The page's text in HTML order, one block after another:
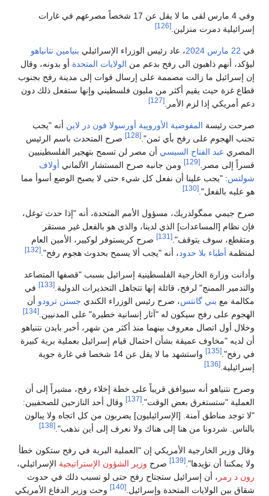
وفي 4 مارس لقى ما لا يقل عن 17 شخصاً مصرعهم في غارات
إسرائيلية دمرت منزلين. [126]
في 22 مارس 2024، عاد رئیس الوزراء الإسرائیلي بنيامين نتانياهو
لیؤكد، أنھم ذاھبون الى رفح بدعم من الولايات المتحدة أو بدونه، وقال
إن إسرائیل ما زالت مصممة على إرسال قوات إلى مدینة رفح بجنوب
قطاع غزة حیث یقیم أكثر من ملیون فلسطیني وإنھا ستفعل ذلك دون
دعم أمریكي إذا لزم الأمر.
[127]
صرحت رئيسة المفوضية الأوروپية أورسولا فون در لاين أنه "يجب
تجنب الهجوم على رفح بأي ثمن". [128]
صرح المتحدث باسم الرئيس
المصري عبد الفتاح السيسي أن مصر لن تسمح بتهجير الفلسطينيين
قسراً إلى مصر.
[129] ومن جانبه صرح المستشار الألماني أولاف
شولتس: "يجب علينا أن نفعل كل شيء حتى لا يصبح الوضع أسوأ مما
هو عليه بالفعل". [130]
صرح جيمي ممگولدريك، مسؤول الأمم المتحدة، أنه "إذا حدث توغل،
فإن نظام [المساعدات] الذي لدينا، والذي هو بالفعل غير مستقر
ومتقطع، سوف يتوقف". [131]
صرح كريستوفر لوكيير، الأمين العام
لمنظمة أطباء بلا حدود، أنه "يجب ألا يسمح بحدوث هجوم رفح". [132]
وأدانت وزارة الخارجية الفلسطينية إسرائيل بسبب "قصفها المتصاعد
والتدمير الممنج" لرفح، قائلة إنها تتجاهل التحذيرات الدولية. [133]
في
مكالمة مع بني گانتس، صرح رئيس الوزراء الكندي جستن ترودو أن
الهجوم على رفح سيكون له "آثار إنسانية خطيرة" على المدنيين. [134]
وخلال أول اتصال معروف بينهما منذ أكثر من شهر، أخبر بايدن نتنياهو
أن لديه "مخاوف عميقة بشأن احتمال قيام إسرائيل بعملية برية كبيرة
في رفح". [135]
واستشهد ما لا يقل عن 14 شخصا في غارة جوية
إسرائيلية. [136]
وصرح نتنياهو أنه سيوافق قريباً على خطة إخلاء رفح، مشيراً إلى أن
العملية "ستستغرق بعض الوقت". [137]
وقال أحد النازحين للصحفيين:
"لا توجد مناطق آمنة. [الإسرائيليون] يضربون من كل اتجاه ولا يبالون
بالناس. شردونا من هنا إلى هناك ولا نعرف إلى أين نذهب". [138]
وقال وزير الخارجية الأمريكي إن "العملية البرية في رفح ستكون خطأ
ولا يمكننا أن نؤيدها". [139] صرح وزير الشؤون الإستراتيجية الإسرائيلي،
رون د رمر ، أن إسرائيل ستجتاح رفح حتى لو تسبب ذلك في حدوث
شقاق بين الولايات المتحدة وإسرائيل. [140]
وحث وزير الدفاع الأمريكي